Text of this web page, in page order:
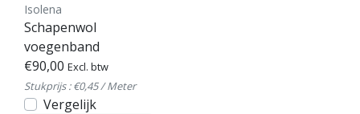
Isolena
Schapenwol
voegenband
€90,00 Excl. btw
Stukprijs : €0,45 / Meter
Vergelijk